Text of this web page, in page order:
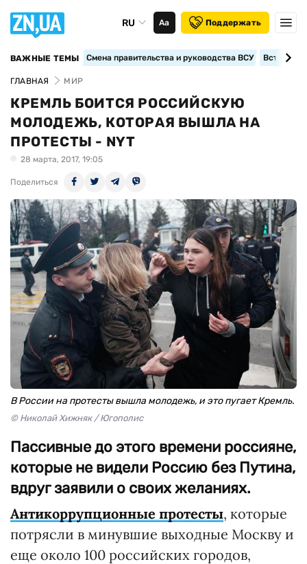
RU Аа Поддержать
ВАЖНЫЕ ТЕМЫ Смена правительства и руководства ВСУ
ГЛАВНАЯ МИР
КРЕМЛЬ БОИТСЯ РОССИЙСКУЮ
МОЛОДЕЖЬ, КОТОРАЯ ВЫШЛА НА
ПРОТЕСТЫ - NYT
28 марта, 2017, 19:05
Поделиться
В России на протесты вышла молодежь, и это пугает Кремль.
© Николай Хижняк / Югополис
Пассивные до этого времени россияне,
которые не видели Россию без Путина,
вдруг заявили о своих желаниях.
Антикоррупционные протесты, которые
потрясли в минувшие выходные Москву и
еще около 100 российских городов,